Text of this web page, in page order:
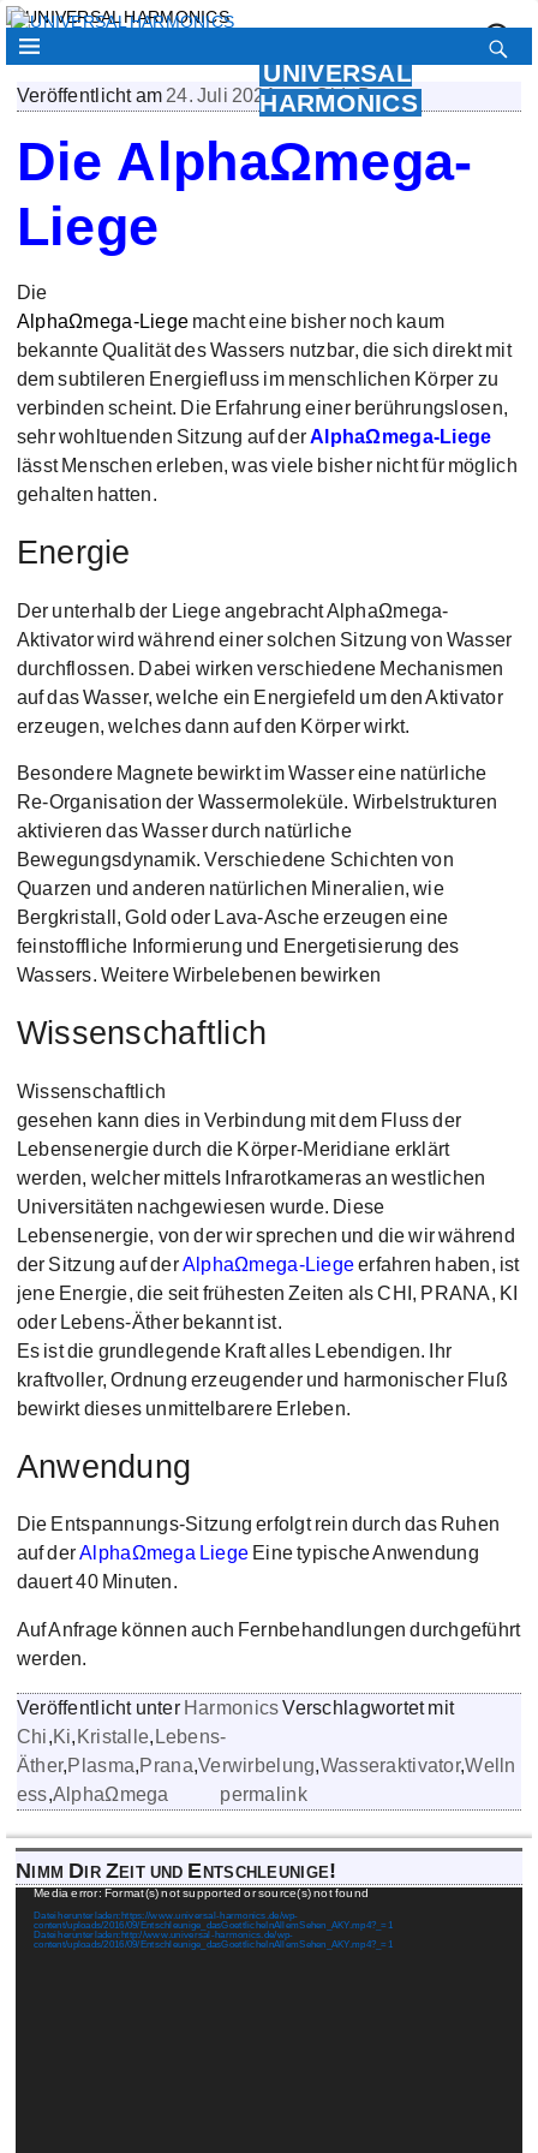
UNIVERSAL
HARMONICS
Veröffentlicht am 24. Juli 2021vonCideBurg
Die ΑlphaΩmega-
Liege
Die
ΑlphaΩmega-Liege macht eine bisher noch kaum
bekannte Qualität des Wassers nutzbar, die sich direkt mit
dem subtileren Energiefluss im menschlichen Körper zu
verbinden scheint. Die Erfahrung einer berührungslosen,
sehr wohltuenden Sitzung auf derΑlphaΩmega-Liege
lässt Menschen erleben, was viele bisher nicht für möglich
gehalten hatten.
Energie
Der unterhalb der Liege angebracht AlphaΩmega-
Aktivator wird während einer solchen Sitzung von Wasser
durchflossen. Dabei wirken verschiedene Mechanismen
auf das Wasser, welche ein Energiefeld um den Aktivator
erzeugen, welches dann auf den Körper wirkt.
Besondere Magnete bewirkt im Wasser eine natürliche
Re-Organisation der Wassermoleküle. Wirbelstrukturen
aktivieren das Wasser durch natürliche
Bewegungsdynamik. Verschiedene Schichten von
Quarzen und anderen natürlichen Mineralien, wie
Bergkristall, Gold oder Lava-Asche erzeugen eine
feinstoffliche Informierung und Energetisierung des
Wassers. Weitere Wirbelebenen bewirken
Wissenschaftlich
Wissenschaftlich
gesehen kann dies in Verbindung mit dem Fluss der
Lebensenergie durch die Körper-Meridiane erklärt
werden, welcher mittels Infrarotkameras an westlichen
Universitäten nachgewiesen wurde. Diese
Lebensenergie, von der wir sprechen und die wir während
der Sitzung auf derΑlphaΩmega-Liegeerfahren haben, ist
jene Energie, die seit frühesten Zeiten als CHI, PRANA, KI
oder Lebens-Äther bekannt ist.
Es ist die grundlegende Kraft alles Lebendigen.
Ihr
kraftvoller, Ordnung erzeugender und harmonischer Fluß
bewirkt dieses unmittelbarere Erleben.
Anwendung
Die Entspannungs-Sitzung erfolgt rein durch das Ruhen
auf derΑlphaΩmega Liege Eine typische Anwendung
dauert 40 Minuten.
Auf Anfrage können auch Fernbehandlungen durchgeführt
werden.
Veröffentlicht unter HarmonicsVerschlagwortet mit
Chi,Ki, Kristalle, Lebens-
Äther,Plasma,Prana,Verwirbelung,Wasseraktivator,Welln
ess,ΑlphaΩmega permalink
Nimm Dir Zeit und Entschleunige!
Video-
Player
Media error: Format(s) not supported or source(s) not found
Datei herunterladen: https://www.universal-harmonics.de/wp-
content/uploads/2016/09/Entschleunige_dasGoettlicheInAllemSehen_AKY.mp4?_=1
Datei herunterladen: http://www.universal-harmonics.de/wp-
content/uploads/2016/09/Entschleunige_dasGoettlicheInAllemSehen_AKY.mp4?_=1